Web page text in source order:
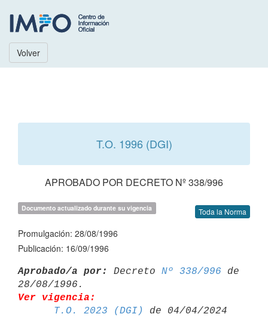
Volver
T.O. 1996 (DGI)
APROBADO POR DECRETO Nº 338/996
Documento actualizado durante su vigencia Toda la Norma
Promulgación: 28/08/1996
Publicación: 16/09/1996
Aprobado/a por: Decreto Nº 338/996 de
Ver vigencia:
T.O. 2023 (DGI)
de 04/04/2024